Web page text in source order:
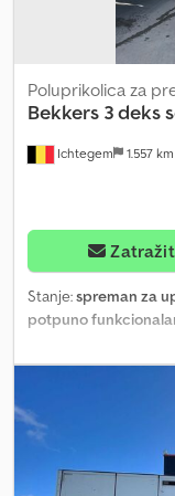
Ichtegem 1.557 km
Poluprikolica za
Bekkers 3 deks
Stanje:spreman za
potpuno
hidraulični zadnji
poda i klatnim
zbog kupovine nove
(GSM 0475/427572) u